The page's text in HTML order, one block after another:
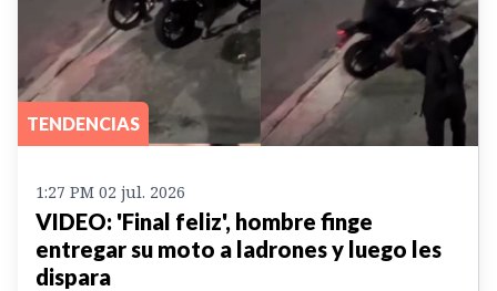
TENDENCIAS
1:27 PM 02 jul. 2026
VIDEO: 'Final feliz', hombre finge
entregar su moto a ladrones y luego les
dispara